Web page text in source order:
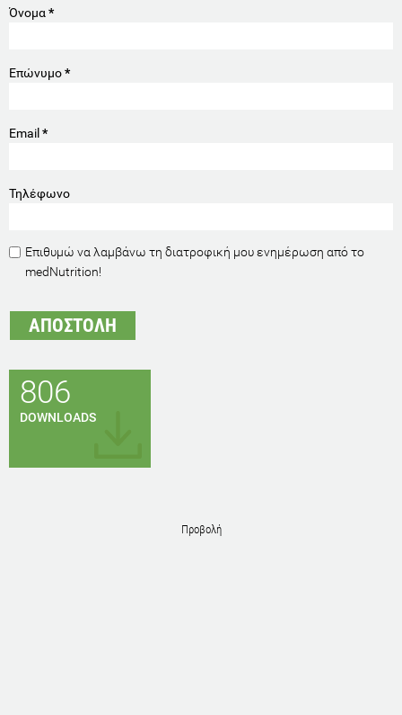
Όνομα*
Επώνυμο*
Email *
Τηλέφωνο
Επιθυμώ να λαμβάνω τη διατροφική μου ενημέρωση από το
medNutrition!
806
DOWNLOADS
Προβολή